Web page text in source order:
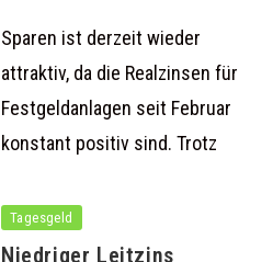
Sparen ist derzeit wieder
attraktiv, da die Realzinsen für
Festgeldanlagen seit Februar
konstant positiv sind. Trotz
Tagesgeld
Niedriger Leitzins